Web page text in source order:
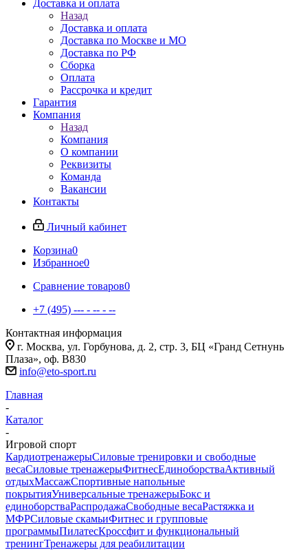
Доставка и оплата
Назад
Доставка и оплата
Доставка по Москве и МО
Доставка по РФ
Сборка
Оплата
Рассрочка и кредит
Гарантия
Компания
Назад
Компания
О компании
Реквизиты
Команда
Вакансии
Контакты
Личный кабинет
Корзина0
Избранное0
Сравнение товаров0
+7 (495) --- - -- - --
Контактная информация
г. Москва, ул. Горбунова, д. 2, стр. 3, БЦ «Гранд Сетнунь
Плаза», оф. В830
info@eto-sport.ru
Главная
-
Каталог
-
Игровой спорт
КардиотренажерыСиловые тренировки и свободные
весаСиловые тренажерыФитнесЕдиноборстваАктивный
отдыхМассажСпортивные напольные
покрытияУниверсальные тренажерыБокс и
единоборстваРаспродажаСвободные весаРастяжка и
МФРСиловые скамьиФитнес и групповые
программыПилатесКроссфит и функциональный
тренингТренажеры для реабилитации